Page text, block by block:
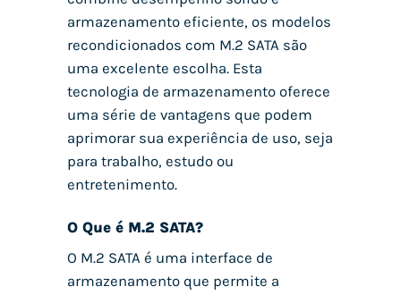
armazenamento eficiente, os modelos
recondicionados com M.2 SATA são
uma excelente escolha. Esta
tecnologia de armazenamento oferece
uma série de vantagens que podem
aprimorar sua experiência de uso, seja
para trabalho, estudo ou
entretenimento.
O Que é M.2 SATA?
O M.2 SATA é uma interface de
armazenamento que permite a